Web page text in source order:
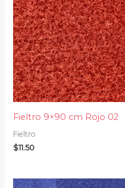
Fieltro 9×90 cm Rojo 02
Fieltro
$11.50